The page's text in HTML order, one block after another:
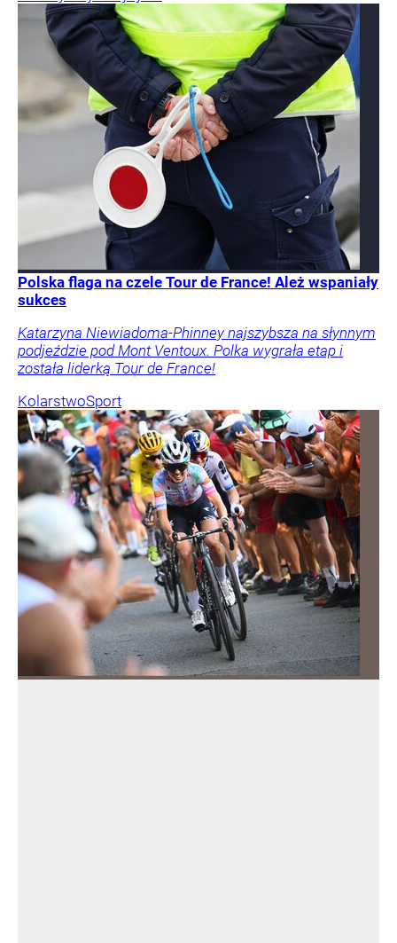
Polska flaga na czele Tour de France! Ależ wspaniały
sukces
Katarzyna Niewiadoma-Phinney najszybsza na słynnym
podjeździe pod Mont Ventoux. Polka wygrała etap i
została liderką Tour de France!
KolarstwoSport